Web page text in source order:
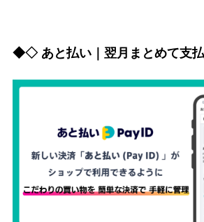
◆◇ あと払い｜翌月まとめて支